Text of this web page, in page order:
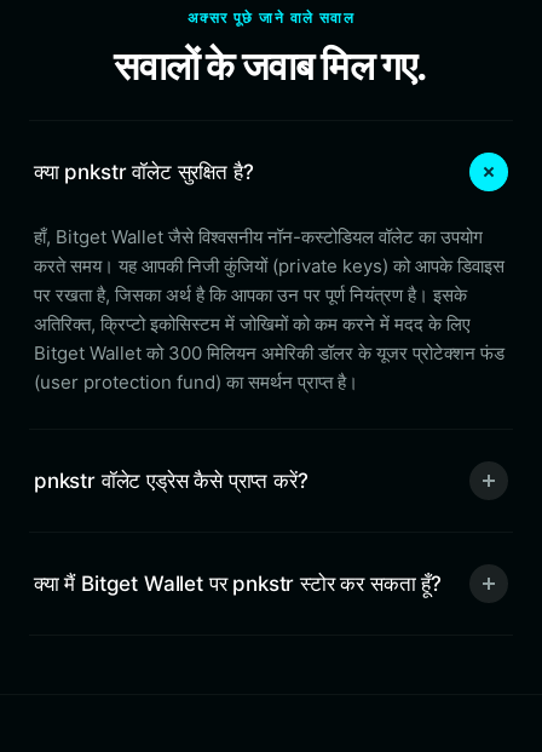
अक्सर पूछे जाने वाले सवाल
सवालों के जवाब मिल गए.
क्या pnkstr वॉलेट सुरक्षित है?
हाँ, Bitget Wallet जैसे विश्वसनीय नॉन-कस्टोडियल वॉलेट का उपयोग
करते समय। यह आपकी निजी कुंजियों (private keys) को आपके डिवाइस
पर रखता है, जिसका अर्थ है कि आपका उन पर पूर्ण नियंत्रण है। इसके
अतिरिक्त, क्रिप्टो इकोसिस्टम में जोखिमों को कम करने में मदद के लिए
Bitget Wallet को 300 मिलियन अमेरिकी डॉलर के यूजर प्रोटेक्शन फंड
(user protection fund) का समर्थन प्राप्त है।
pnkstr वॉलेट एड्रेस कैसे प्राप्त करें?
क्या मैं Bitget Wallet पर pnkstr स्टोर कर सकता हूँ?